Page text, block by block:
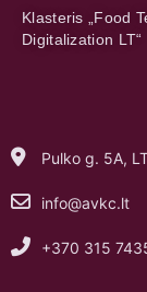
Klasteris „Food
Digitalization LT“
Pulko g. 5A,
info@avkc.lt
+370 315